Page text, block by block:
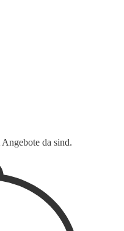
da sind.